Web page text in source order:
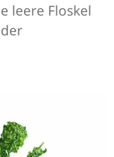
leere Floskel